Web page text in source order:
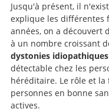
Jusqu'à présent, il
explique les différentes
années, on a découvert
à un nombre croissant
dystonies idiopathiques
détectable chez les
héréditaire. Le rôle et la
personnes en bonne
actives.